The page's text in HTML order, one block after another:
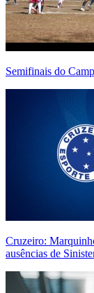
Semifinais do
Cruzeiro:
ausências de